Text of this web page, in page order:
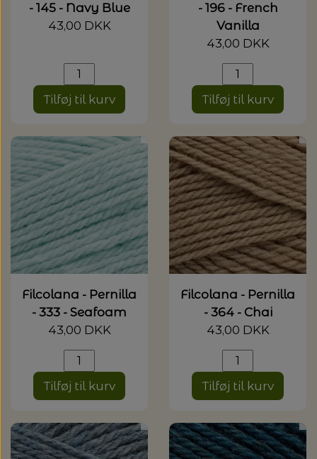
- 145 - Navy Blue
43,00 DKK
Tilføj til kurv
- 196 - French
Vanilla
43,00 DKK
Tilføj til kurv
Filcolana - Pernilla
- 333 - Seafoam
43,00 DKK
Tilføj til kurv
Filcolana - Pernilla
- 364 - Chai
43,00 DKK
Tilføj til kurv